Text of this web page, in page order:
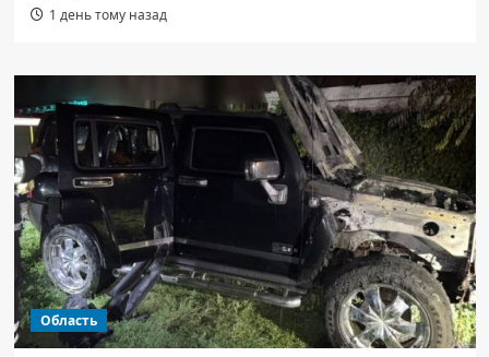
1 день тому назад
Область